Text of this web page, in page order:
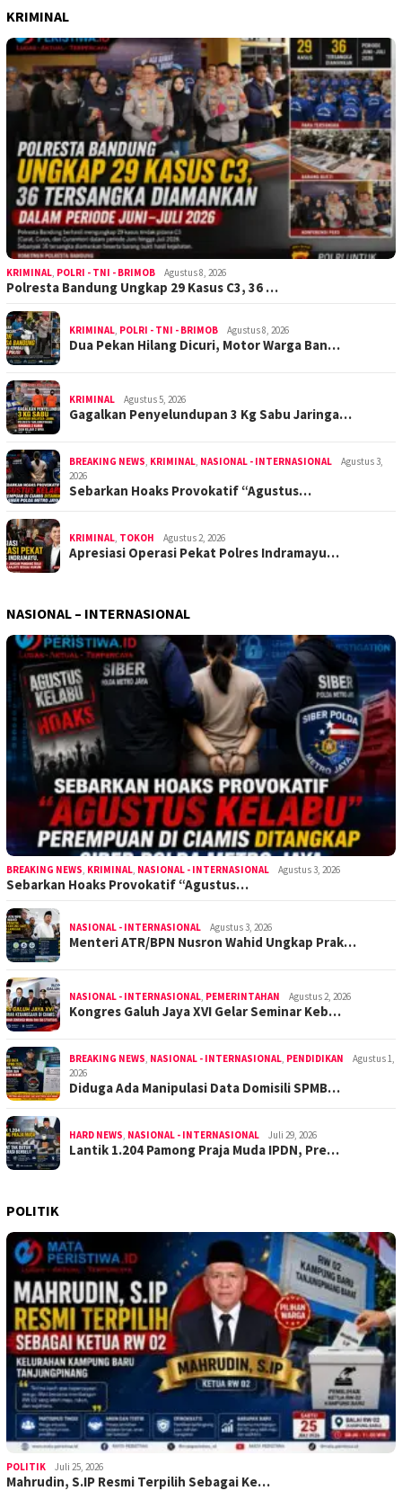
KRIMINAL
KRIMINAL, POLRI - TNI - BRIMOB Agustus 8, 2026
Polresta Bandung Ungkap 29 Kasus C3, 36 …
KRIMINAL, POLRI - TNI - BRIMOB Agustus 8, 2026
Dua Pekan Hilang Dicuri, Motor Warga Ban…
KRIMINAL Agustus 5, 2026
Gagalkan Penyelundupan 3 Kg Sabu Jaringa…
BREAKING NEWS, KRIMINAL, NASIONAL - INTERNASIONAL
Agustus 3,
2026
Sebarkan Hoaks Provokatif “Agustus…
KRIMINAL, TOKOH Agustus 2, 2026
Apresiasi Operasi Pekat Polres Indramayu…
NASIONAL – INTERNASIONAL
BREAKING NEWS KRIMINAL NASIONAL - INTERNASIONAL Agustus 3, 2026
Sebarkan Hoaks Provokatif “Agustus…
NASIONAL - INTERNASIONAL Agustus 3, 2026
Menteri ATR/BPN Nusron Wahid Ungkap Prak…
NASIONAL - INTERNASIONAL PEMERINTAHAN Agustus 2, 2026
Kongres Galuh Jaya XVI Gelar Seminar Keb…
BREAKING NEWS NASIONAL - INTERNASIONAL PENDIDIKAN
Agustus 1,
2026
Diduga Ada Manipulasi Data Domisili SPMB…
HARD NEWS NASIONAL - INTERNASIONAL Juli 29, 2026
Lantik 1.204 Pamong Praja Muda IPDN, Pre…
POLITIK
POLITIK Juli 25, 2026
Mahrudin, S.IP Resmi Terpilih Sebagai Ke…